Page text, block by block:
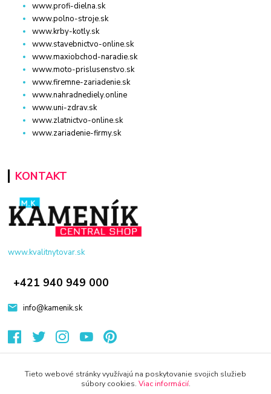
www.profi-dielna.sk
www.polno-stroje.sk
www.krby-kotly.sk
www.stavebnictvo-online.sk
www.maxiobchod-naradie.sk
www.moto-prislusenstvo.sk
www.firemne-zariadenie.sk
www.nahradnediely.online
www.uni-zdrav.sk
www.zlatnictvo-online.sk
www.zariadenie-firmy.sk
KONTAKT
www.kvalitnytovar.sk
+421 940 949 000
info@kamenik.sk
Tieto webové stránky využívajú na poskytovanie svojich služieb
súbory cookies. Viac informácií.